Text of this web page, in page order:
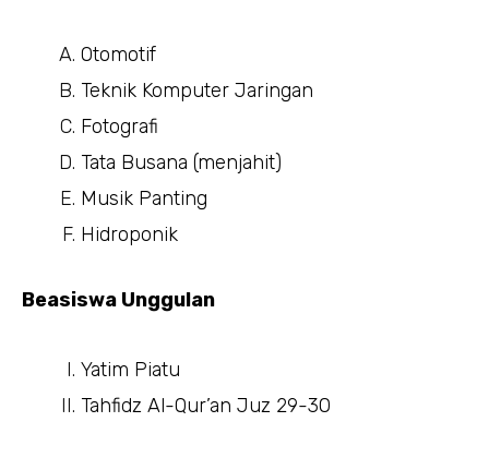
Otomotif
Teknik Komputer Jaringan
Fotografi
Tata Busana (menjahit)
Musik Panting
Hidroponik
Beasiswa Unggulan
Yatim Piatu
Tahfidz Al-Qur’an Juz 29-30